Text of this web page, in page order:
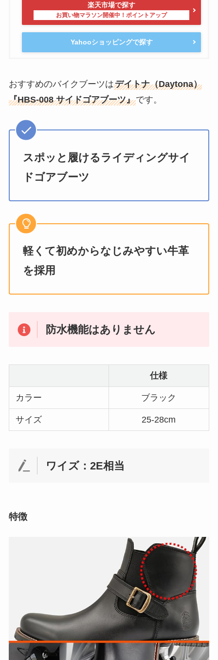
楽天市場で探す
Yahooショッピングで探す
おすすめのバイクブーツはデイトナ（Daytona）
『HBS-008 サイドゴアブーツ』です。
スポッと履けるライディングサイ
ドゴアブーツ
軽くて初めからなじみやすい牛革
を採用
防水機能はありません
仕様
カラー ブラック
サイズ 25-28cm
ワイズ：2E相当
特徴